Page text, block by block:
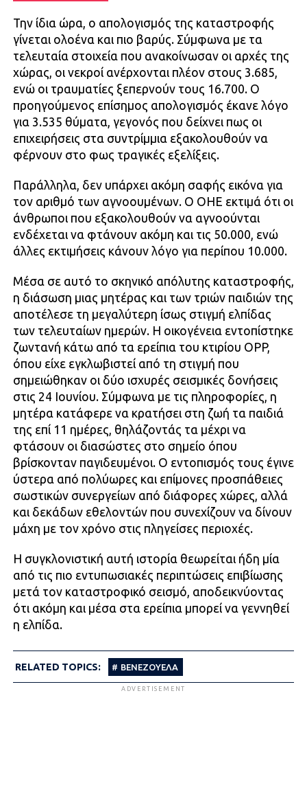
Την ίδια ώρα, ο απολογισμός της καταστροφής
γίνεται ολοένα και πιο βαρύς. Σύμφωνα με τα
τελευταία στοιχεία που ανακοίνωσαν οι αρχές της
χώρας, οι νεκροί ανέρχονται πλέον στους 3.685,
ενώ οι τραυματίες ξεπερνούν τους 16.700. Ο
προηγούμενος επίσημος απολογισμός έκανε λόγο
για 3.535 θύματα, γεγονός που δείχνει πως οι
επιχειρήσεις στα συντρίμμια εξακολουθούν να
φέρνουν στο φως τραγικές εξελίξεις.
Παράλληλα, δεν υπάρχει ακόμη σαφής εικόνα για
τον αριθμό των αγνοουμένων. Ο ΟΗΕ εκτιμά ότι οι
άνθρωποι που εξακολουθούν να αγνοούνται
ενδέχεται να φτάνουν ακόμη και τις 50.000, ενώ
άλλες εκτιμήσεις κάνουν λόγο για περίπου 10.000.
Μέσα σε αυτό το σκηνικό απόλυτης καταστροφής,
η διάσωση μιας μητέρας και των τριών παιδιών της
αποτέλεσε τη μεγαλύτερη ίσως στιγμή ελπίδας
των τελευταίων ημερών. Η οικογένεια εντοπίστηκε
ζωντανή κάτω από τα ερείπια του κτιρίου OPP,
όπου είχε εγκλωβιστεί από τη στιγμή που
σημειώθηκαν οι δύο ισχυρές σεισμικές δονήσεις
στις 24 Ιουνίου. Σύμφωνα με τις πληροφορίες, η
μητέρα κατάφερε να κρατήσει στη ζωή τα παιδιά
της επί 11 ημέρες, θηλάζοντάς τα μέχρι να
φτάσουν οι διασώστες στο σημείο όπου
βρίσκονταν παγιδευμένοι. Ο εντοπισμός τους έγινε
ύστερα από πολύωρες και επίμονες προσπάθειες
σωστικών συνεργείων από διάφορες χώρες, αλλά
και δεκάδων εθελοντών που συνεχίζουν να δίνουν
μάχη με τον χρόνο στις πληγείσες περιοχές.
Η συγκλονιστική αυτή ιστορία θεωρείται ήδη μία
από τις πιο εντυπωσιακές περιπτώσεις επιβίωσης
μετά τον καταστροφικό σεισμό, αποδεικνύοντας
ότι ακόμη και μέσα στα ερείπια μπορεί να γεννηθεί
η ελπίδα.
RELATED TOPICS: ΒΕΝΕΖΟΥΈΛΑ
ADVERTISEMENT